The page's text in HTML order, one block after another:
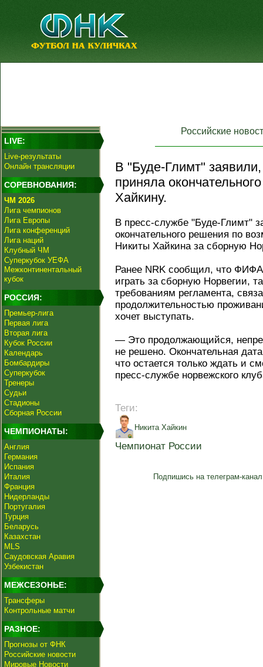
LIVE:
Live-результаты
Онлайн трансляции
СОРЕВНОВАНИЯ:
ЧМ 2026
Лига чемпионов
Лига Европы
Лига конференций
Лига наций
Клубный ЧМ
Суперкубок УЕФА
Межконтинентальный
кубок
РОССИЯ:
Премьер-лига
Первая лига
Вторая лига
Кубок России
Календарь
Бомбардиры
Суперкубок
Тренеры
Судьи
Стадионы
Сборная России
ЧЕМПИОНАТЫ:
Англия
Германия
Испания
Италия
Франция
Нидерланды
Португалия
Турция
Беларусь
Казахстан
MLS
Саудовская Аравия
Узбекистан
МЕЖСЕЗОНЬЕ:
Трансферы
Контрольные матчи
РАЗНОЕ:
Прогнозы от ФНК
Российские новости
Мировые Новости
Российские
В "Буде‑Глимт"
приняла
Хайкину.
В пресс‑службе "Буде‑Глимт"
окончательного решения по
Никиты Хайкина за сборную
Ранее NRK сообщил, что
играть за сборную Норвегии,
требованиям регламента,
продолжительностью
хочет выступать.
— Это продолжающийся,
не решено. Окончательная
что остается только ждать и
пресс‑службе норвежского
Теги:
Никита Хайкин
Чемпионат России
Подпишись на телеграм-